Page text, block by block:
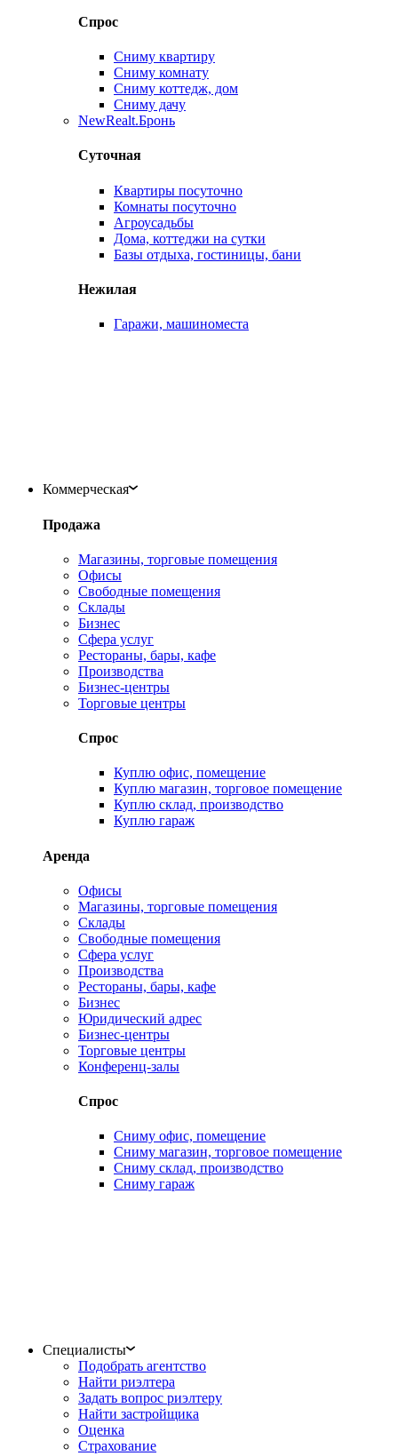
Спрос
Сниму квартиру
Сниму комнату
Сниму коттедж, дом
Сниму дачу
NewRealt.Бронь
Суточная
Квартиры посуточно
Комнаты посуточно
Агроусадьбы
Дома, коттеджи на сутки
Базы отдыха, гостиницы, бани
Нежилая
Гаражи, машиноместа
Коммерческая
Продажа
Магазины, торговые помещения
Офисы
Свободные помещения
Склады
Бизнес
Сфера услуг
Рестораны, бары, кафе
Производства
Бизнес-центры
Торговые центры
Спрос
Куплю офис, помещение
Куплю магазин, торговое помещение
Куплю склад, производство
Куплю гараж
Аренда
Офисы
Магазины, торговые помещения
Склады
Свободные помещения
Сфера услуг
Производства
Рестораны, бары, кафе
Бизнес
Юридический адрес
Бизнес-центры
Торговые центры
Конференц-залы
Спрос
Сниму офис, помещение
Сниму магазин, торговое помещение
Сниму склад, производство
Сниму гараж
Специалисты
Подобрать агентство
Найти риэлтера
Задать вопрос риэлтеру
Найти застройщика
Оценка
Страхование